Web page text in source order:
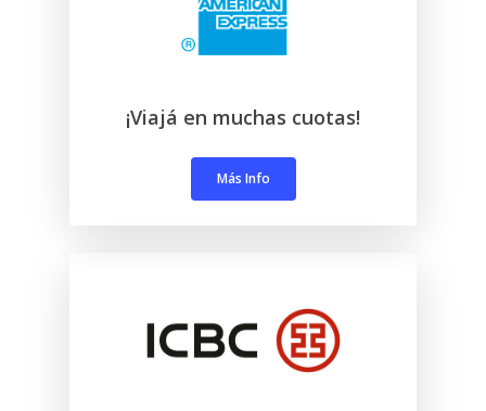
¡Viajá en muchas cuotas!
Más Info